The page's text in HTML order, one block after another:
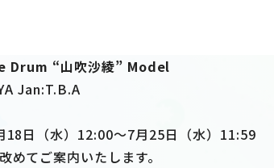
“山吹沙綾” Model
Jan:T.B.A
18日（水）12:00～7月25日（水）11:59
てご案内いたします。